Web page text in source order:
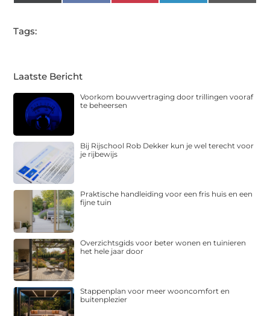
(Twitter)
Tags:
Laatste Bericht
Voorkom bouwvertraging door trillingen vooraf
te beheersen
Bij Rijschool Rob Dekker kun je wel terecht voor
je rijbewijs
Praktische handleiding voor een fris huis en een
fijne tuin
Overzichtsgids voor beter wonen en tuinieren
het hele jaar door
Stappenplan voor meer wooncomfort en
buitenplezier